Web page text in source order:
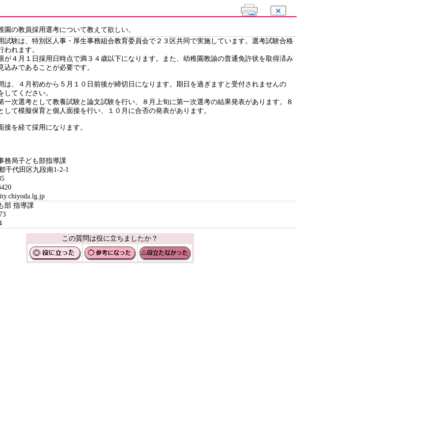
園の教員採用選考について教えて欲しい。
験は、特別区人事・厚生事務組合教育委員会で２３区共同で実施しています。選考試験合格
われます。
が４月１日採用日時点で満３４歳以下になります。また、幼稚園教諭の普通免許状を取得済み
込みであることが必要です。
、４月初めから５月１０日前後が締切日になります。期日を過ぎますと受付されませんの
してください。
一次選考として教養試験と論文試験を行い、８月上旬に第一次選考の結果発表があります。８
して模擬保育と個人面接を行い、１０月に合否の発表があります。
接を経て採用になります。
務局子ども部指導課
代田区九段南1-2-1
部 指導課
この質問は役に立ちましたか？